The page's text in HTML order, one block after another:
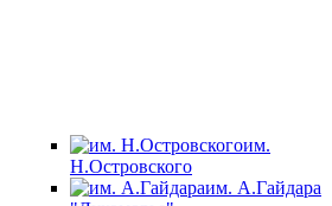
им.
Н.Островского
им. А.Гайдара